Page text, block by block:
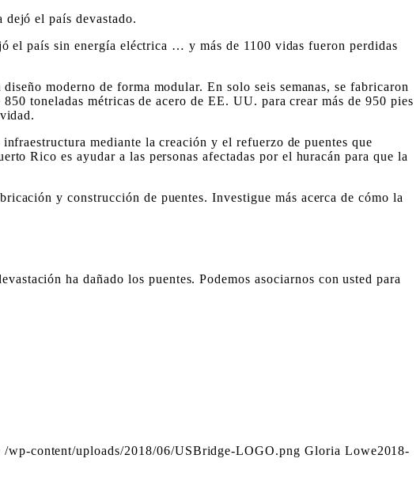
el país devastado.
el país sin energía eléctrica … y más de 1100 vidas fueron perdidas
moderno de forma modular. En solo seis semanas, se fabricaron
toneladas métricas de acero de EE. UU. para crear más de 950 pies
mediante la creación y el refuerzo de puentes que
Rico es ayudar a las personas afectadas por el huracán para que la
y construcción de puentes. Investigue más acerca de cómo la
ha dañado los puentes. Podemos asociarnos con usted para
/wp-content/uploads/2018/06/USBridge-LOGO.png Gloria Lowe2018-